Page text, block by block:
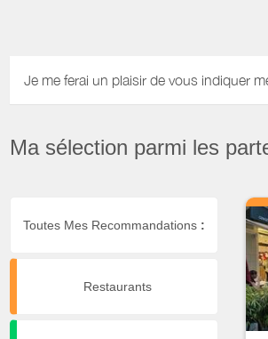
Je me ferai un plaisir de vous indiquer
Ma sélection parmi les
Toutes Mes Recommandations :
Restaurants